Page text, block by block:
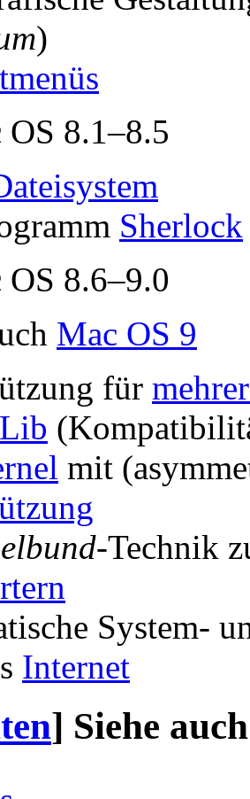
)
8.1–8.5
Sherlock
8.6–9.0
Mac OS 9
für
mit
-Technik
System-
Internet
] Siehe auch